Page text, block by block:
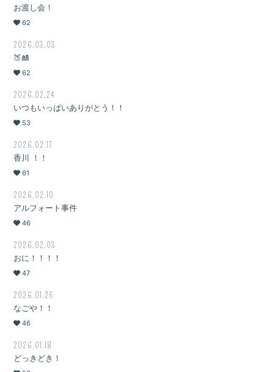
お渡し会！
62
2026.03.03
🍑🎎
62
2026.02.24
いつもいっぱいありがとう！！
53
2026.02.17
香川 ！！
61
2026.02.10
アルフォート事件
46
2026.02.03
おに！！！！
47
2026.01.25
なごや！！
46
2026.01.18
どっきどき！